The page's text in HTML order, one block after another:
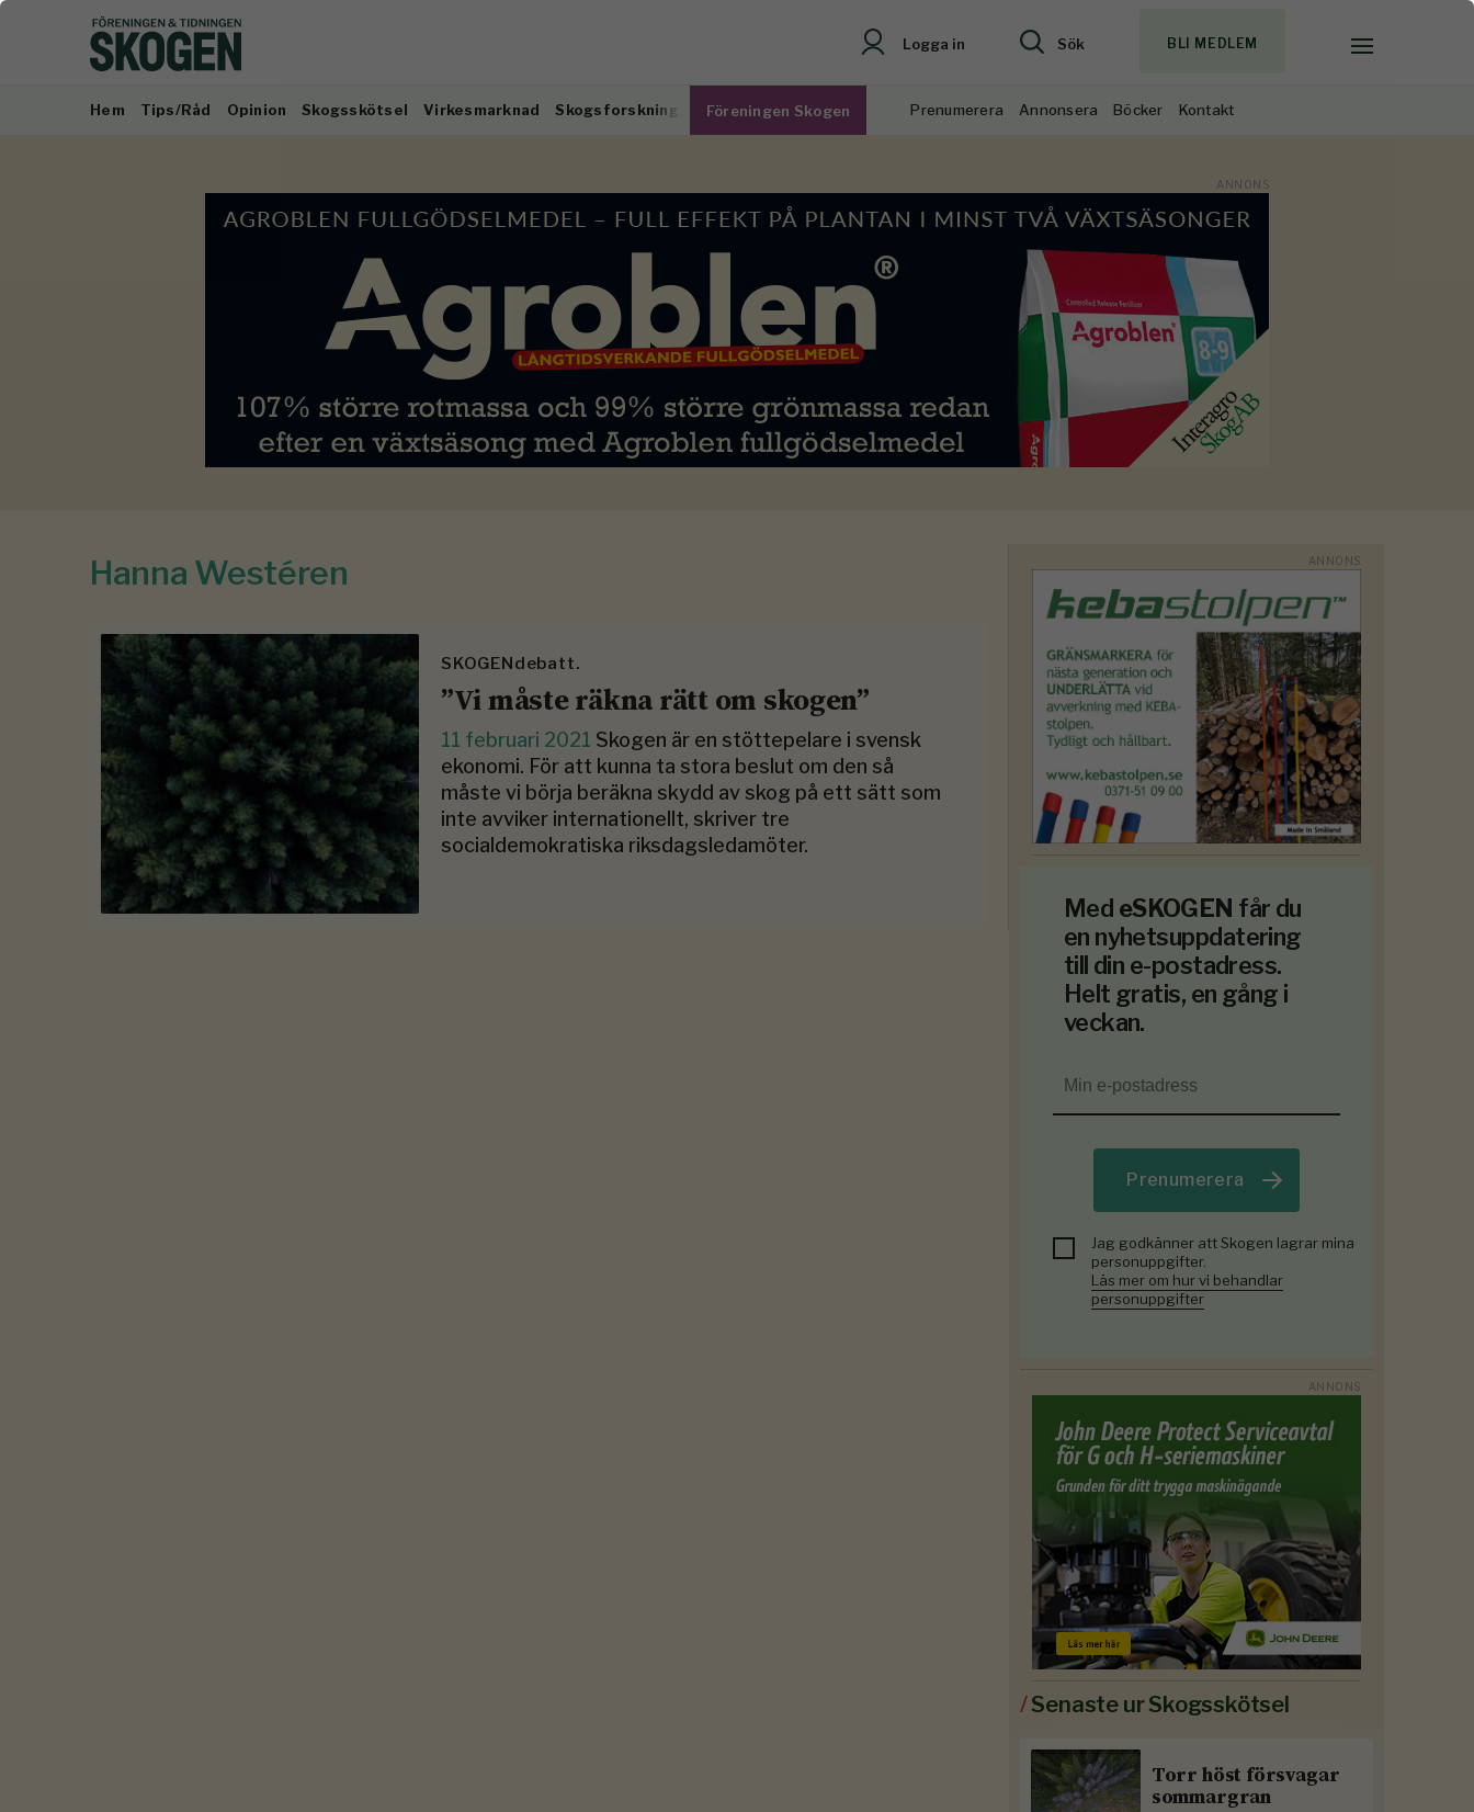
Logga in Sök BLI MEDLEM
Hem Tips/Råd Opinion Skogsskötsel Virkesmarknad Skogsforskning Föreningen Skogen Prenumerera Annonsera Böcker Kontakt
Hanna Westéren
SKOGENdebatt.
”Vi måste räkna rätt om skogen”
11 februari 2021 Skogen är en stöttepelare i svensk
ekonomi. För att kunna ta stora beslut om den så
måste vi börja beräkna skydd av skog på ett sätt som
inte avviker internationellt, skriver tre
socialdemokratiska riksdagsledamöter.
Med eSKOGEN får du
en nyhetsuppdatering
till din e-postadress.
Helt gratis, en gång i
veckan.
Prenumerera
Jag godkänner att Skogen lagrar mina
personuppgifter.
Läs mer om hur vi behandlar
personuppgifter
/Senaste ur Skogsskötsel
Torr höst försvagar
sommargran